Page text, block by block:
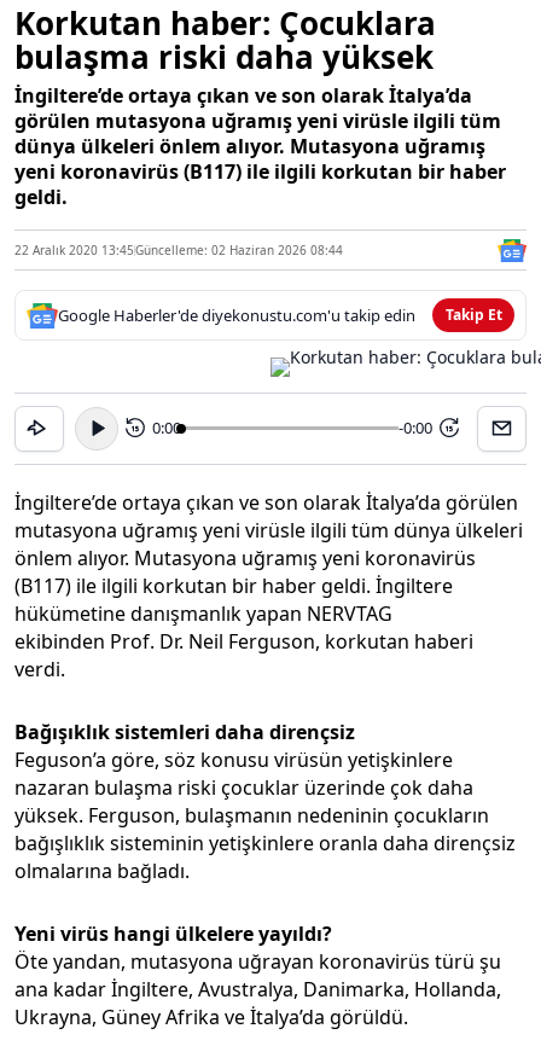
Korkutan haber: Çocuklara
bulaşma riski daha yüksek
İngiltere’de ortaya çıkan ve son olarak İtalya’da
görülen mutasyona uğramış yeni virüsle ilgili tüm
dünya ülkeleri önlem alıyor. Mutasyona uğramış
yeni koronavirüs (B117) ile ilgili korkutan bir haber
geldi.
22 Aralık 2020 13:45Güncelleme: 02 Haziran 2026 08:44
Google Haberler'de diyekonustu.com'u takip edin Takip Et
15 0:00 -0:00 15
İngiltere’de ortaya çıkan ve son olarak İtalya’da görülen
mutasyona uğramış yeni virüsle ilgili tüm dünya ülkeleri
önlem alıyor. Mutasyona uğramış yeni koronavirüs
(B117) ile ilgili korkutan bir haber geldi. İngiltere
hükümetine danışmanlık yapan NERVTAG
ekibinden Prof. Dr. Neil Ferguson, korkutan haberi
verdi.
Bağışıklık sistemleri daha dirençsiz
Feguson’a göre, söz konusu virüsün yetişkinlere
nazaran bulaşma riski çocuklar üzerinde çok daha
yüksek. Ferguson, bulaşmanın nedeninin çocukların
bağışlıklık sisteminin yetişkinlere oranla daha dirençsiz
olmalarına bağladı.
Yeni virüs hangi ülkelere yayıldı?
Öte yandan, mutasyona uğrayan koronavirüs türü şu
ana kadar İngiltere, Avustralya, Danimarka, Hollanda,
Ukrayna, Güney Afrika ve İtalya’da görüldü.